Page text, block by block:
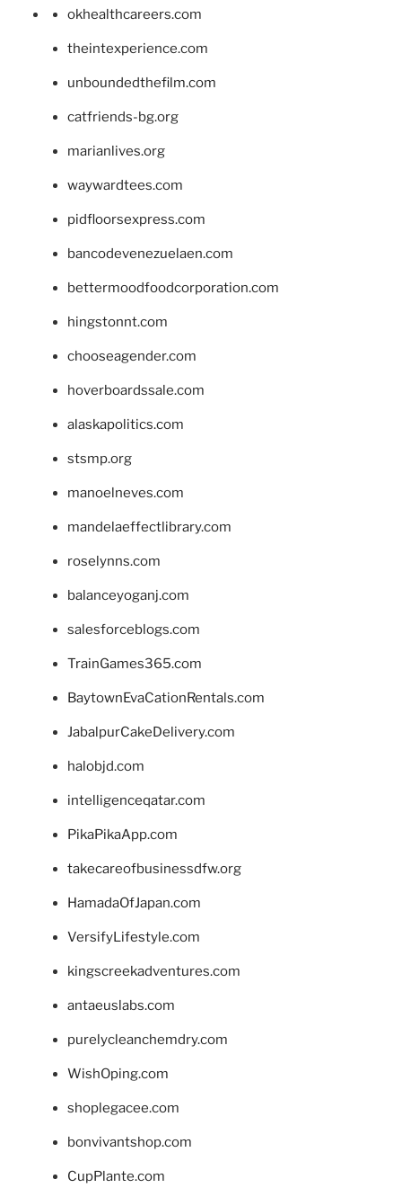
okhealthcareers.com
theintexperience.com
unboundedthefilm.com
catfriends-bg.org
marianlives.org
waywardtees.com
pidfloorsexpress.com
bancodevenezuelaen.com
bettermoodfoodcorporation.com
hingstonnt.com
chooseagender.com
hoverboardssale.com
alaskapolitics.com
stsmp.org
manoelneves.com
mandelaeffectlibrary.com
roselynns.com
balanceyoganj.com
salesforceblogs.com
TrainGames365.com
BaytownEvaCationRentals.com
JabalpurCakeDelivery.com
halobjd.com
intelligenceqatar.com
PikaPikaApp.com
takecareofbusinessdfw.org
HamadaOfJapan.com
VersifyLifestyle.com
kingscreekadventures.com
antaeuslabs.com
purelycleanchemdry.com
WishOping.com
shoplegacee.com
bonvivantshop.com
CupPlante.com